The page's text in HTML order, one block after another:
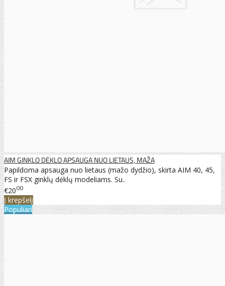
AIM GINKLO DĖKLO APSAUGA NUO LIETAUS, MAŽA
Papildoma apsauga nuo lietaus (mažo dydžio), skirta AIM 40, 45,
FS ir FSX ginklų dėklų modeliams. Su..
€2000
Į krepšelį
Populiari